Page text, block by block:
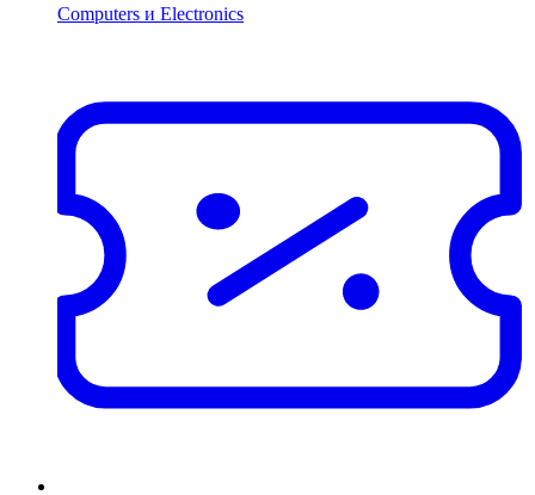
Computers и Electronics